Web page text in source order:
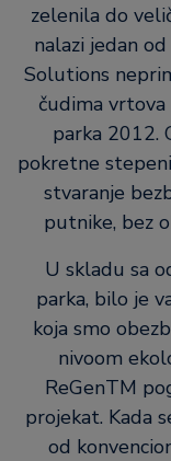
zelenila do
nalazi jedan
Solutions
čudima
parka 2012.
pokretne
stvaranje
putnike, bez
U skladu sa
parka, bilo je
koja smo
nivoom
ReGenTM
projekat. Kada
od